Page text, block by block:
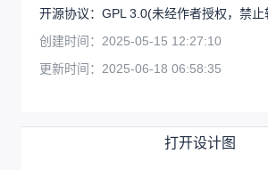
开源协议： GPL 3.0(未经作者授权，禁止
创建时间： 2025-05-15 12:27:10
更新时间： 2025-06-18 06:58:35
打开设计图